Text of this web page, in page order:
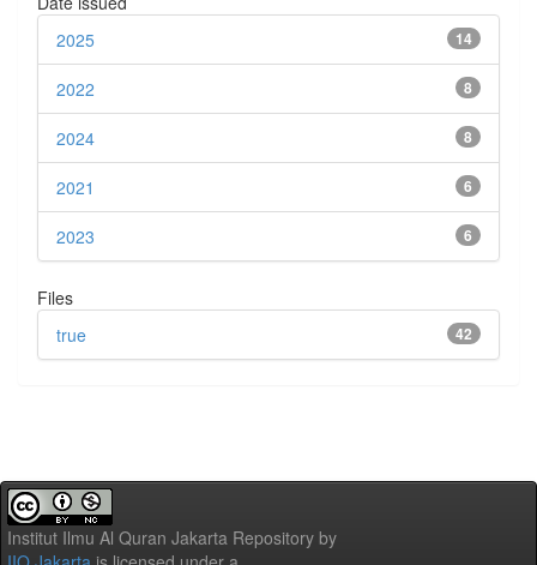
14
2025
8
2022
8
2024
6
2021
6
2023
Files
42
true
Institut Ilmu Al Quran Jakarta Repository by